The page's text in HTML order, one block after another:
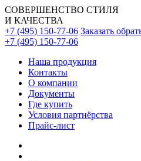
СОВЕРШЕНСТВО СТИЛЯ
И КАЧЕСТВА
+7 (495) 150-77-06 Заказать
+7 (495) 150-77-06
Наша продукция
Контакты
О компании
Документы
Где купить
Условия партнёрства
Прайс-лист